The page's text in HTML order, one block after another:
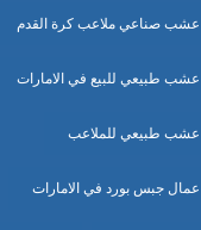
عشب صناعي ملاعب كرة القدم
عشب طبيعي للبيع في الامارات
عشب طبيعي للملاعب
عمال جبس بورد في الامارات